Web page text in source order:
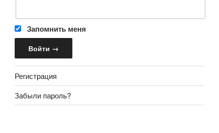
Запомнить меня
Регистрация
Забыли пароль?